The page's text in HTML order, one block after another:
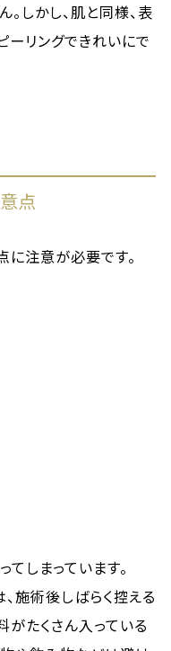
しかし、肌と同様、表
ーリングできれいにで
点
に注意が必要です。
しまっています。
施術後しばらく控える
がたくさん入っている